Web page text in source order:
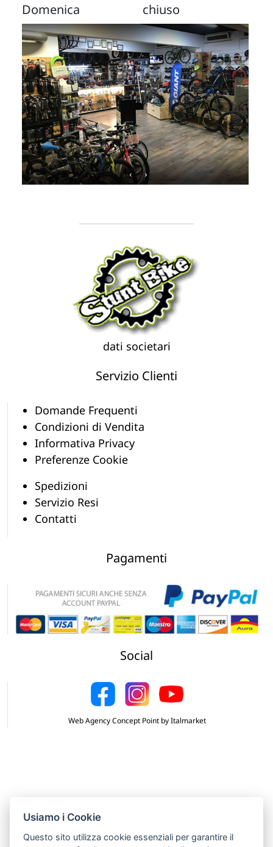
Domenica
chiuso
dati societari
Servizio Clienti
Domande Frequenti
Condizioni di Vendita
Informativa Privacy
Preferenze Cookie
Spedizioni
Servizio Resi
Contatti
Pagamenti
Social
Web Agency Concept Point by Italmarket
Usiamo i Cookie
Questo sito utilizza cookie essenziali per garantire il